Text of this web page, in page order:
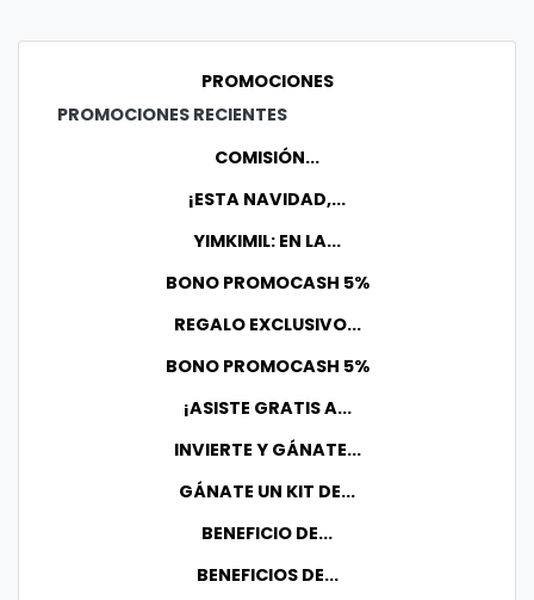
PROMOCIONES
PROMOCIONES RECIENTES
COMISIÓN...
¡ESTA NAVIDAD,...
YIMKIMIL: EN LA...
BONO PROMOCASH 5%
REGALO EXCLUSIVO...
BONO PROMOCASH 5%
¡ASISTE GRATIS A...
INVIERTE Y GÁNATE...
GÁNATE UN KIT DE...
BENEFICIO DE...
BENEFICIOS DE...